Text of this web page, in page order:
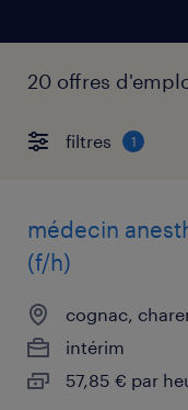
20 offres
filtres 1
médecin
(f/h)
cognac,
intérim
57,85 € par